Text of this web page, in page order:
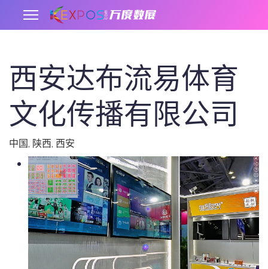
西安达布流易体育
文化传播有限公司
中国, 陕西, 西安